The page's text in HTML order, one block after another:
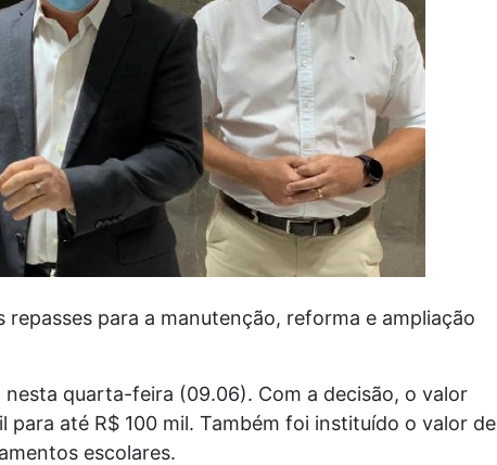
para a manutenção, reforma e ampliação
quarta-feira (09.06). Com a decisão, o valor
até R$ 100 mil. Também foi instituído o valor de
escolares.